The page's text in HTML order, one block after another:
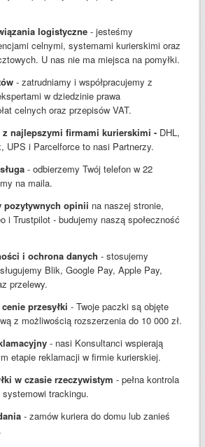
logistyczne - jesteśmy
celnymi, systemami kurierskimi oraz
U nas nie ma miejsca na pomyłki.
- zatrudniamy i współpracujemy z
w dziedzinie prawa
celnych oraz przepisów VAT.
z najlepszymi firmami kurierskimi - DHL,
UPS i Parcelforce to nasi Partnerzy.
- odbierzemy Twój telefon w 22
na maila.
pozytywnych opinii na naszej stronie,
i Trustpilot - budujemy naszą społeczność
i ochrona danych - stosujemy
Blik, Google Pay, Apple Pay,
przelewy.
przesyłki - Twoje paczki są objęte
z możliwością rozszerzenia do 10 000 zł.
- nasi Konsultanci wspierają
etapie reklamacji w firmie kurierskiej.
w czasie rzeczywistym - pełna kontrola
trackingu.
- zamów kuriera do domu lub zanieś